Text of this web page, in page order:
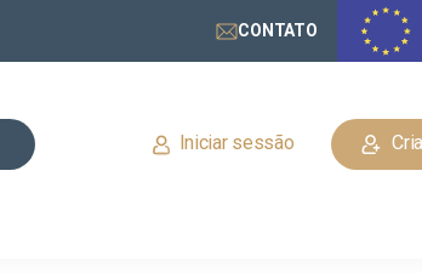
CONTATO
Iniciar sessão